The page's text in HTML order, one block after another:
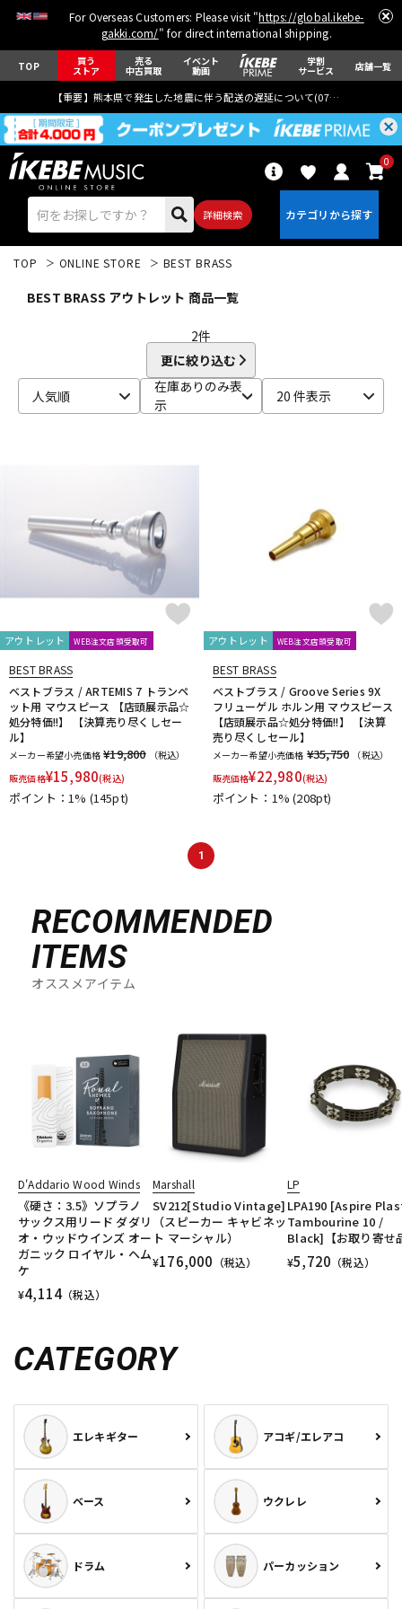
For Overseas Customers: Please visit "https://global.ikebe-
gakki.com/" for direct international shipping.
TOP 買う
ストア
売る
中古買取
イベント
動画
学割
サービス 店舗一覧
【重要】熊本県で発生した地震に伴う配送の遅延について(07月29日
詳細検索
0
キーボード 電子ピアノ
アンプ エフェクター
DJ機器 DTM
中古
TOP ONLINE STORE BEST BRASS
BEST BRASS アウトレット 商品一覧
2件
更に絞り込む
人気順
在庫ありのみ表
示
20 件表示
アウトレット WEB注文店頭受取可
BEST BRASS
ベストブラス / ARTEMIS 7 トランペ
ット用 マウスピース 【店頭展示品☆
処分特価!!】 【決算売り尽くしセー
ル】
メーカー希望小売価格 ¥19,800
（税込）
販売価格¥15,980(税込)
ポイント：1% (145pt)
アウトレット WEB注文店頭受取可
BEST BRASS
ベストブラス / Groove Series 9X
フリューゲル ホルン用 マウスピース
【店頭展示品☆処分特価!!】 【決算
売り尽くしセール】
メーカー希望小売価格 ¥35,750
（税込）
販売価格¥22,980(税込)
ポイント：1%(208pt)
1
RECOMMENDED
ITEMS
オススメアイテム
D'Addario Wood Winds
《硬さ：3.5》ソプラノ
サックス用リード ダダリ
オ・ウッドウインズ オー
ガニック ロイヤル・ヘム
ケ
¥4,114（税込）
Marshall
SV212[Studio Vintage]
（スピーカー キャビネッ
ト マーシャル）
¥176,000 （税込）
LP
LPA190 [Aspire
Tambourine 10 /
Black]【お取り寄せ
¥5,720 （税込）
CATEGORY
エレキギター アコギ/エレアコ
ベース ウクレレ
ドラム パーカッション